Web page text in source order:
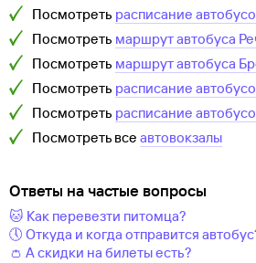
Посмотреть расписание
Посмотреть маршрут автобуса
Посмотреть маршрут автобуса
Посмотреть расписание
Посмотреть расписание
Посмотреть все автовокзалы
Ответы на частые вопросы
🐱 Как перевезти питомца?
🕔 Откуда и когда отправится
👛 А скидки на билеты есть?